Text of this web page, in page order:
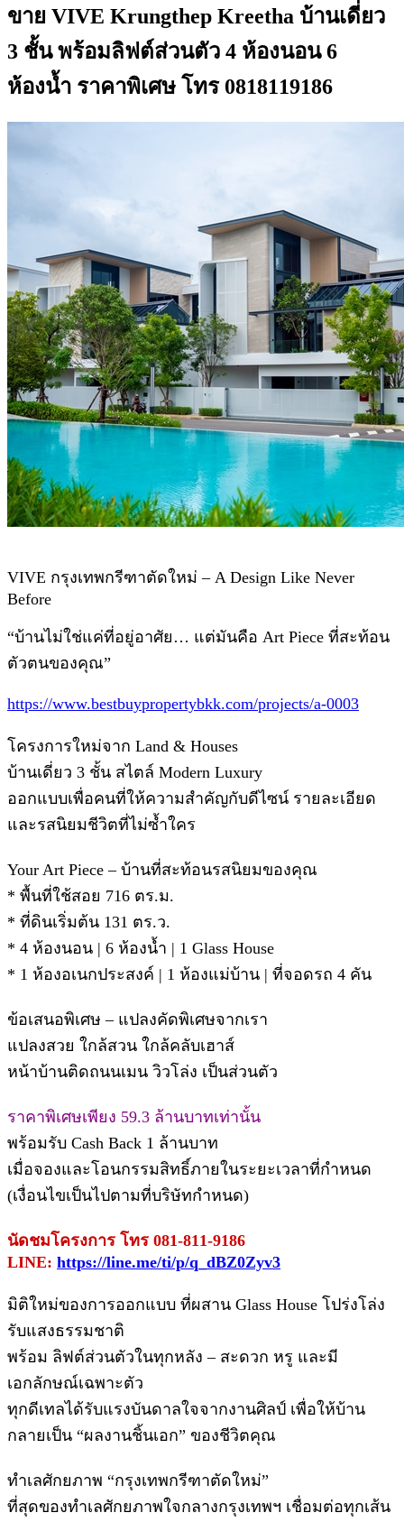
ขาย VIVE Krungthep Kreetha บ้านเดี่ยว
3 ชั้น พร้อมลิฟต์ส่วนตัว 4 ห้องนอน 6
ห้องน้ำ ราคาพิเศษ โทร 0818119186
VIVE กรุงเทพกรีฑาตัดใหม่ – A Design Like Never
Before
“บ้านไม่ใช่แค่ที่อยู่อาศัย… แต่มันคือ Art Piece ที่สะท้อน
ตัวตนของคุณ”
https://www.bestbuypropertybkk.com/projects/a-0003
โครงการใหม่จาก Land & Houses
บ้านเดี่ยว 3 ชั้น สไตล์ Modern Luxury
ออกแบบเพื่อคนที่ให้ความสำคัญกับดีไซน์ รายละเอียด
และรสนิยมชีวิตที่ไม่ซ้ำใคร
Your Art Piece – บ้านที่สะท้อนรสนิยมของคุณ
* พื้นที่ใช้สอย 716 ตร.ม.
* ที่ดินเริ่มต้น 131 ตร.ว.
* 4 ห้องนอน | 6 ห้องน้ำ | 1 Glass House
* 1 ห้องอเนกประสงค์ | 1 ห้องแม่บ้าน | ที่จอดรถ 4 คัน
ข้อเสนอพิเศษ – แปลงคัดพิเศษจากเรา
แปลงสวย ใกล้สวน ใกล้คลับเฮาส์
หน้าบ้านติดถนนเมน วิวโล่ง เป็นส่วนตัว
ราคาพิเศษเพียง 59.3 ล้านบาทเท่านั้น
พร้อมรับ Cash Back 1 ล้านบาท
เมื่อจองและโอนกรรมสิทธิ์ภายในระยะเวลาที่กำหนด
(เงื่อนไขเป็นไปตามที่บริษัทกำหนด)
นัดชมโครงการ โทร 081-811-9186
LINE: https://line.me/ti/p/q_dBZ0Zyv3
มิติใหม่ของการออกแบบ ที่ผสาน Glass House โปร่งโล่ง
รับแสงธรรมชาติ
พร้อม ลิฟต์ส่วนตัวในทุกหลัง – สะดวก หรู และมี
เอกลักษณ์เฉพาะตัว
ทุกดีเทลได้รับแรงบันดาลใจจากงานศิลป์ เพื่อให้บ้าน
กลายเป็น “ผลงานชิ้นเอก” ของชีวิตคุณ
ทำเลศักยภาพ “กรุงเทพกรีฑาตัดใหม่”
ที่สุดของทำเลศักยภาพใจกลางกรุงเทพฯ เชื่อมต่อทุกเส้น